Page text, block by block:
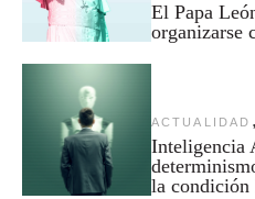
El Papa
organizarse
ACTUALIDAD ,
Inteligencia
la condición